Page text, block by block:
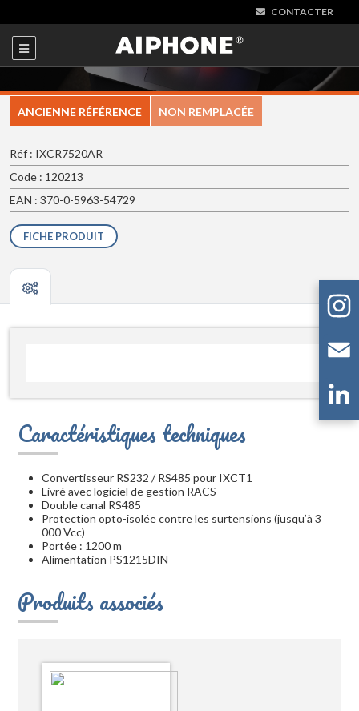
CONTACTER
ANCIENNE RÉFÉRENCE NON REMPLACÉE
Réf : IXCR7520AR
Code : 120213
EAN : 370-0-5963-54729
FICHE PRODUIT
Caractéristiques techniques
Convertisseur RS232 / RS485 pour IXCT1
Livré avec logiciel de gestion RACS
Double canal RS485
Protection opto-isolée contre les surtensions (jusqu’à 3
000 Vcc)
Portée : 1200 m
Alimentation PS1215DIN
Produits associés